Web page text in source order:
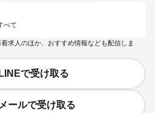
べて
着求人のほか、おすすめ情報なども配信しま
LINEで受け取る
メールで受け取る